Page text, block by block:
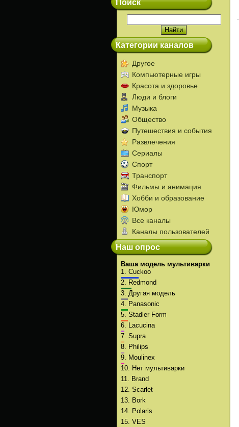
Поиск
Категории каналов
Другое
Компьютерные игры
Красота и здоровье
Люди и блоги
Музыка
Общество
Путешествия и события
Развлечения
Сериалы
Спорт
Транспорт
Фильмы и анимация
Хобби и образование
Юмор
Все каналы
Каналы пользователей
Наш опрос
Ваша модель мультиварки
1. Cuckoo
2.
Redmond
3. Другая модель
4.
Panasonic
5. Stadler Form
6.
Lacucina
7. Supra
8.
Philips
9.
Moulinex
10.
Нет мультиварки
11.
Brand
12. Scarlet
13.
Bork
14.
Polaris
15. VES